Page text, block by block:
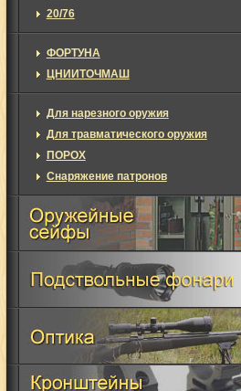
20/76
ФОРТУНА
ЦНИИТОЧМАШ
Для нарезного оружия
Для травматического оружия
ПОРОХ
Снаряжение патронов